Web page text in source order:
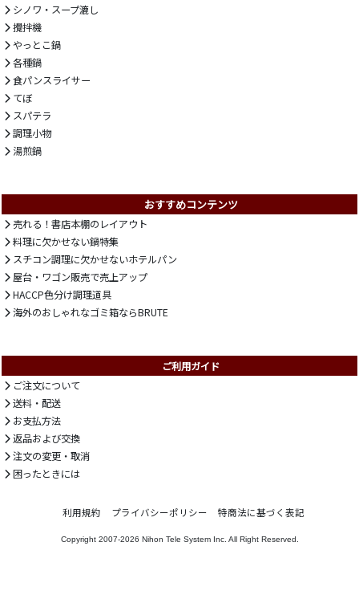
シノワ・スープ漉し
攪拌機
やっとこ鍋
各種鍋
食パンスライサー
てぼ
スパテラ
調理小物
湯煎鍋
おすすめコンテンツ
売れる！書店本棚のレイアウト
料理に欠かせない鍋特集
スチコン調理に欠かせないホテルパン
屋台・ワゴン販売で売上アップ
HACCP色分け調理道具
海外のおしゃれなゴミ箱ならBRUTE
ご利用ガイド
ご注文について
送料・配送
お支払方法
返品および交換
注文の変更・取消
困ったときには
利用規約 プライバシーポリシー 特商法に基づく表記
Copyright 2007-2026 Nihon Tele System Inc. All Right Reserved.